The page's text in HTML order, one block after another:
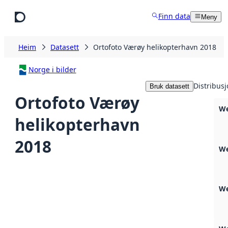
Finn data Meny
Heim Datasett Ortofoto Værøy helikopterhavn 2018
Norge i bilder
Ortofoto Værøy
helikopterhavn
2018
Bruk datasett